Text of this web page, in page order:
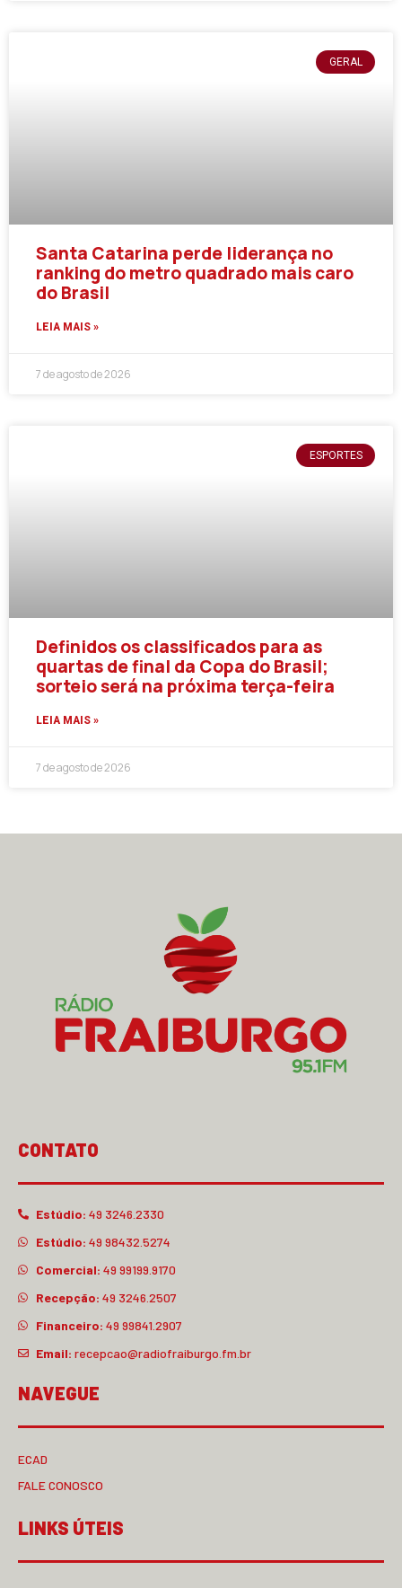
GERAL
Santa Catarina perde liderança no
ranking do metro quadrado mais caro
do Brasil
LEIA MAIS »
7 de agosto de 2026
ESPORTES
Definidos os classificados para as
quartas de final da Copa do Brasil;
sorteio será na próxima terça-feira
LEIA MAIS »
7 de agosto de 2026
CONTATO
Estúdio: 49 3246.2330
Estúdio: 49 98432.5274
Comercial: 49 99199.9170
Recepção: 49 3246.2507
Financeiro: 49 99841.2907
Email: recepcao@radiofraiburgo.fm.br
NAVEGUE
ECAD
FALE CONOSCO
LINKS ÚTEIS